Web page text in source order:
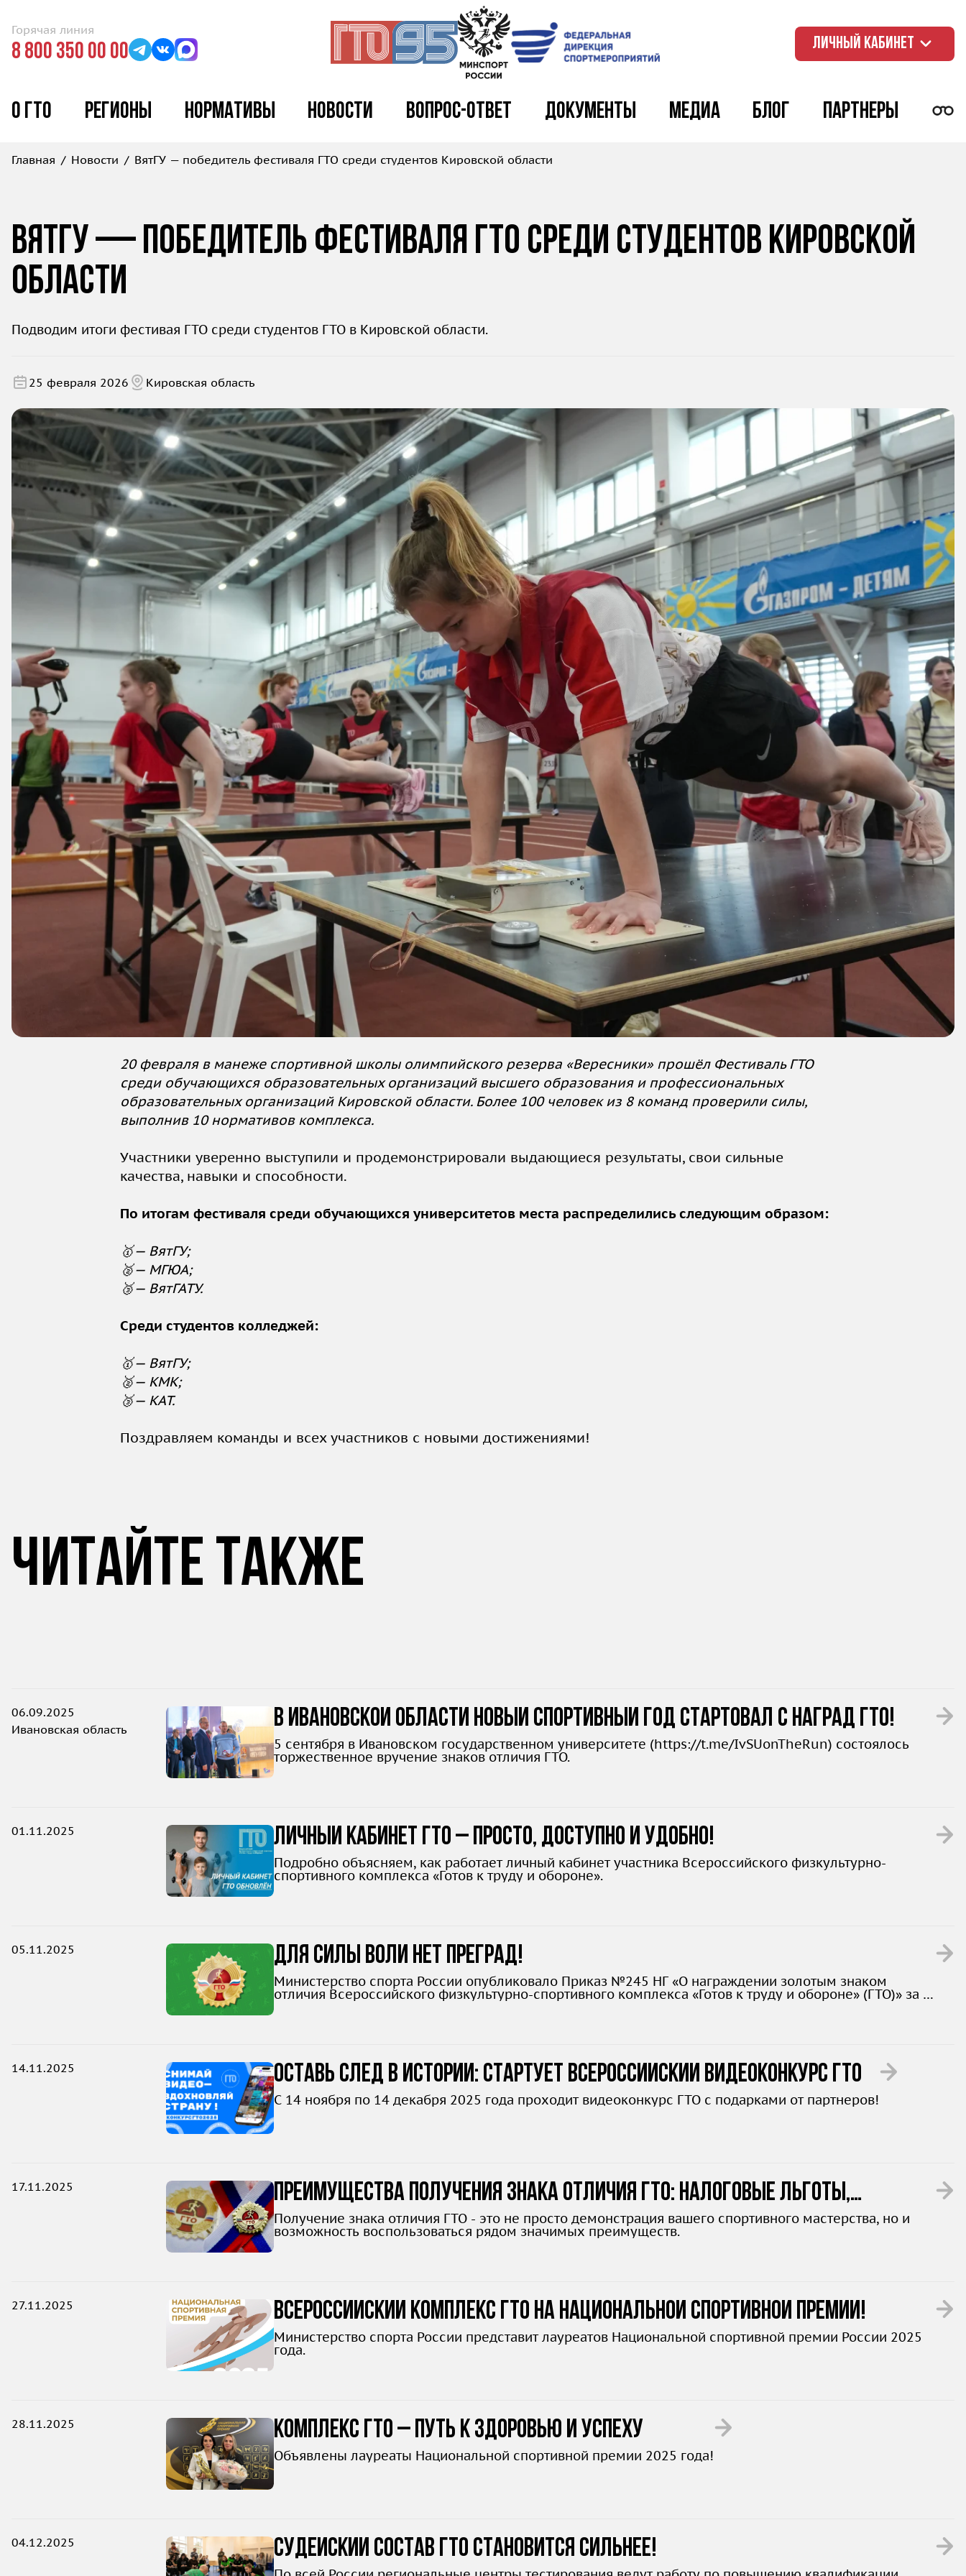
Горячая линия
8 800 350 00 00 ЛИЧНЫЙ КАБИНЕТ
О ГТО Регионы Нормативы Новости Вопрос-ответ Документы Медиа Блог Партнеры
Главная Новости ВятГУ — победитель фестиваля ГТО среди студентов Кировской области
ВятГУ — победитель фестиваля ГТО среди студентов Кировской
области
Подводим итоги фестивая ГТО среди студентов ГТО в Кировской области.
25 февраля 2026 Кировская область
20 февраля в манеже спортивной школы олимпийского резерва «Вересники» прошёл Фестиваль ГТО
среди обучающихся образовательных организаций высшего образования и профессиональных
образовательных организаций Кировской области. Более 100 человек из 8 команд проверили силы,
выполнив 10 нормативов комплекса.
Участники уверенно выступили и продемонстрировали выдающиеся результаты, свои сильные
качества, навыки и способности.
По итогам фестиваля среди обучающихся университетов места распределились следующим образом:
🥇— ВятГУ;
🥈— МГЮА;
🥉— ВятГАТУ.
Среди студентов колледжей:
🥇— ВятГУ;
🥈— КМК;
🥉— КАТ.
Поздравляем команды и всех участников с новыми достижениями!
Читайте также
06.09.2025
Ивановская область
В Ивановской области новый спортивный год стартовал с наград ГТО!
5 сентября в Ивановском государственном университете (https://t.me/IvSUonTheRun) состоялось
торжественное вручение знаков отличия ГТО.
01.11.2025 Личный кабинет ГТО – просто, доступно и удобно!
Подробно объясняем, как работает личный кабинет участника Всероссийского физкультурно-
спортивного комплекса «Готов к труду и обороне».
05.11.2025 Для силы воли нет преград!
Министерство спорта России опубликовало Приказ №245 НГ «О награждении золотым знаком
отличия Всероссийского физкультурно-спортивного комплекса «Готов к труду и обороне» (ГТО)» за 3
14.11.2025 Оставь след в истории: стартует всероссийский видеоконкурс ГТО
С 14 ноября по 14 декабря 2025 года проходит видеоконкурс ГТО с подарками от партнеров!
17.11.2025
Преимущества получения знака отличия ГТО: налоговые льготы,
дополнительные баллы и стипендии
Получение знака отличия ГТО - это не просто демонстрация вашего спортивного мастерства, но и
возможность воспользоваться рядом значимых преимуществ.
27.11.2025 Всероссийский комплекс ГТО на Национальной спортивной премии!
Министерство спорта России представит лауреатов Национальной спортивной премии России 2025
года.
28.11.2025 Комплекс ГТО – путь к здоровью и успеху
Объявлены лауреаты Национальной спортивной премии 2025 года!
04.12.2025 Судейский состав ГТО становится сильнее!